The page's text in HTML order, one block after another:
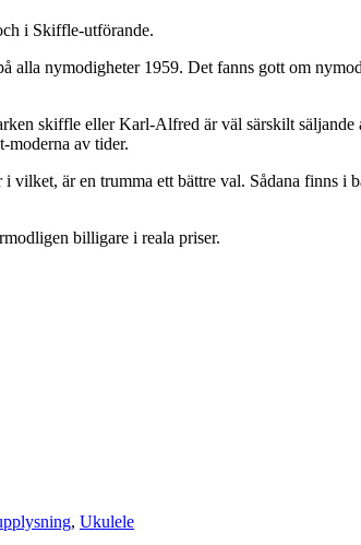
i Skiffle-utförande.
alla nymodigheter 1959. Det fanns gott om
skiffle eller Karl-Alfred är väl särskilt säljande
moderna av tider.
är en trumma ett bättre val. Sådana finns i
billigare i reala priser.
, Ukulele